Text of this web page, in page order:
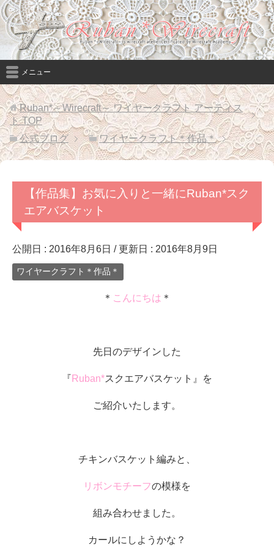
メニュー
Ruban*～Wirecraft～ ワイヤークラフト アーティス
トTOP
公式ブログ
ワイヤークラフト＊作品＊
【作品集】お気に入りと一緒にRuban*スク
エアバスケット
公開日 : 2016年8月6日 / 更新日 : 2016年8月9日
ワイヤークラフト＊作品＊
＊ こんにちは ＊
先日のデザインした
『 Ruban*スクエアバスケット』を
ご紹介いたします。
チキンバスケット編みと、
リボンモチーフの模様を
組み合わせました。
カールにしようかな？